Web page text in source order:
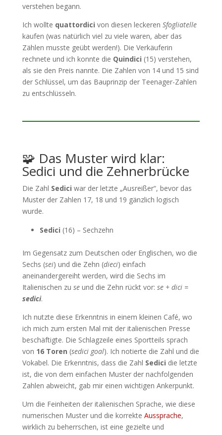
verstehen begann.
Ich wollte quattordici von diesen leckeren Sfogliatelle
kaufen (was natürlich viel zu viele waren, aber das
Zählen musste geübt werden!). Die Verkäuferin
rechnete und ich konnte die Quindici (15) verstehen,
als sie den Preis nannte. Die Zahlen von 14 und 15 sind
der Schlüssel, um das Bauprinzip der Teenager-Zahlen
zu entschlüsseln.
🧩 Das Muster wird klar:
Sedici und die Zehnerbrücke
Die Zahl Sedici war der letzte „Ausreißer“, bevor das
Muster der Zahlen 17, 18 und 19 gänzlich logisch
wurde.
Sedici (16) – Sechzehn
Im Gegensatz zum Deutschen oder Englischen, wo die
Sechs (sei) und die Zehn (dieci) einfach
aneinandergereiht werden, wird die Sechs im
Italienischen zu seund die Zehn rückt vor: se + dici =
sedici.
Ich nutzte diese Erkenntnis in einem kleinen Café, wo
ich mich zum ersten Mal mit der italienischen Presse
beschäftigte. Die Schlagzeile eines Sportteils sprach
von 16 Toren (sedici goal). Ich notierte die Zahl und die
Vokabel. Die Erkenntnis, dass die Zahl Sedici die letzte
ist, die von dem einfachen Muster der nachfolgenden
Zahlen abweicht, gab mir einen wichtigen Ankerpunkt.
Um die Feinheiten der italienischen Sprache, wie diese
numerischen Muster und die korrekte Aussprache,
wirklich zu beherrschen, ist eine gezielte und